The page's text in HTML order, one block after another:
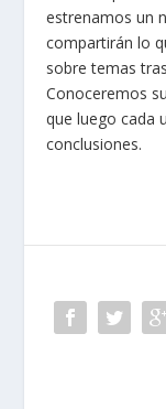
estrenamos un
compartirán lo
sobre temas
Conoceremos
que luego cada
conclusiones.